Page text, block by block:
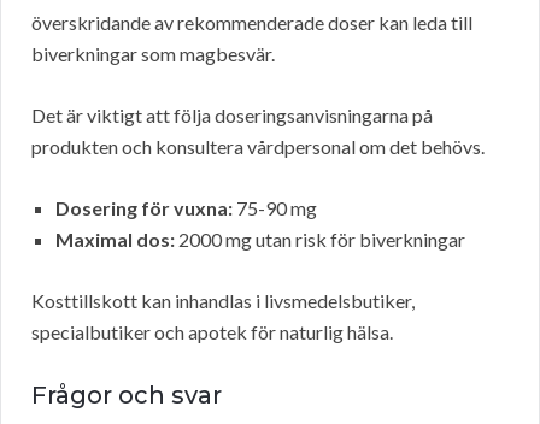
överskridande av rekommenderade doser kan leda till
biverkningar som magbesvär.
Det är viktigt att följa doseringsanvisningarna på
produkten och konsultera vårdpersonal om det behövs.
Dosering för vuxna: 75-90 mg
Maximal dos: 2000 mg utan risk för biverkningar
Kosttillskott kan inhandlas i livsmedelsbutiker,
specialbutiker och apotek för naturlig hälsa.
Frågor och svar